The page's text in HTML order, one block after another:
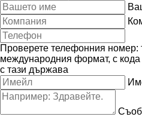
Проверете телефонния номер:
международния формат, с
с тази държава